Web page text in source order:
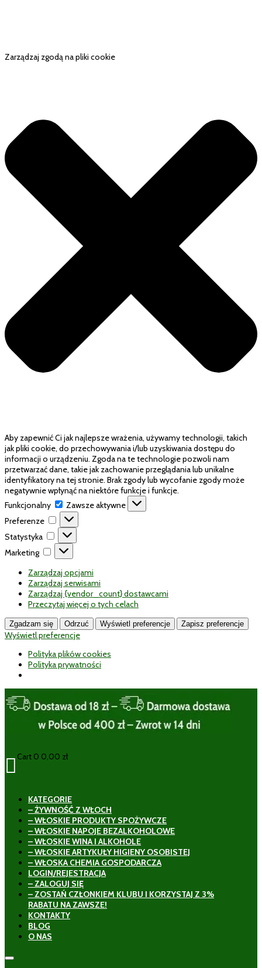
Zarządzaj zgodą na pliki cookie
Aby zapewnić Ci jak najlepsze wrażenia, używamy technologii, takich
jak pliki cookie, do przechowywania i/lub uzyskiwania dostępu do
informacji o urządzeniu. Zgoda na te technologie pozwoli nam
przetwarzać dane, takie jak zachowanie przeglądania lub unikalne
identyfikatory na tej stronie. Brak zgody lub wycofanie zgody może
negatywnie wpłynąć na niektóre funkcje i funkcje.
Funkcjonalny
Funkcjonalny
Zawsze aktywne
Preferenze
Preferenze
Statystyka
Statystyka
Marketing
Marketing
Zarządzaj opcjami
Zarządzaj serwisami
Zarządzaj {vendor_count} dostawcami
Przeczytaj więcej o tych celach
Zgadzam się Odrzuć Wyświetl preferencje Zapisz preferencje
Wyświetl preferencje
Polityka plików cookies
Polityka prywatności
 Cart 0 0,00 zł
KATEGORIE
– ŻYWNOŚĆ Z WŁOCH
– WŁOSKIE PRODUKTY SPOŻYWCZE
– WŁOSKIE NAPOJE BEZALKOHOLOWE
– WŁOSKIE WINA I ALKOHOLE
– WŁOSKIE ARTYKUŁY HIGIENY OSOBISTEJ
– WŁOSKA CHEMIA GOSPODARCZA
LOGIN/REJESTRACJA
– ZALOGUJ SIĘ
– ZOSTAŃ CZŁONKIEM KLUBU I KORZYSTAJ Z 3%
RABATU NA ZAWSZE!
KONTAKTY
BLOG
O NAS